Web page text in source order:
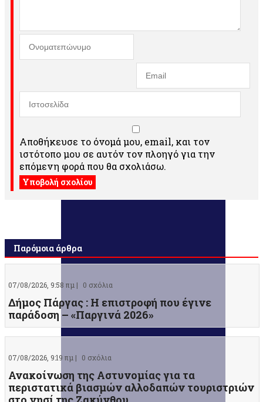
Αποθήκευσε το όνομά μου, email, και τον
ιστότοπο μου σε αυτόν τον πλοηγό για την
επόμενη φορά που θα σχολιάσω.
Παρόμοια άρθρα
07/08/2026, 9:58 πμ | 0 σχόλια
Δήμος Πάργας : Η επιστροφή που έγινε
παράδοση – «Παργινά 2026»
07/08/2026, 9:19 πμ | 0 σχόλια
Ανακοίνωση της Αστυνομίας για τα
περιστατικά βιασμών αλλοδαπών τουριστριών